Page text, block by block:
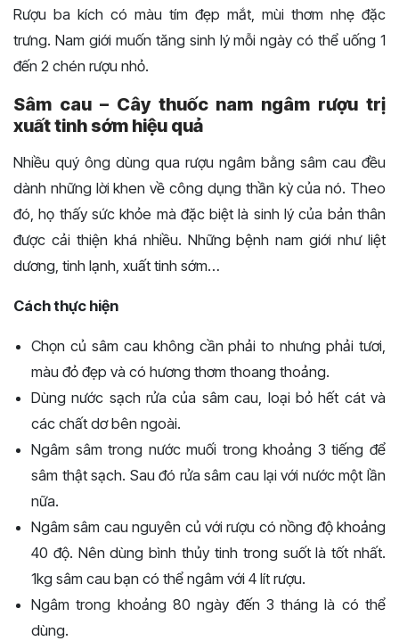
Rượu ba kích có màu tím đẹp mắt, mùi thơm nhẹ đặc
trưng. Nam giới muốn tăng sinh lý mỗi ngày có thể uống 1
đến 2 chén rượu nhỏ.
Sâm cau – Cây thuốc nam ngâm rượu trị
xuất tinh sớm hiệu quả
Nhiều quý ông dùng qua rượu ngâm bằng sâm cau đều
dành những lời khen về công dụng thần kỳ của nó. Theo
đó, họ thấy sức khỏe mà đặc biệt là sinh lý của bản thân
được cải thiện khá nhiều. Những bệnh nam giới như liệt
dương, tinh lạnh, xuất tinh sớm…
Cách thực hiện
Chọn củ sâm cau không cần phải to nhưng phải tươi,
màu đỏ đẹp và có hương thơm thoang thoảng.
Dùng nước sạch rửa của sâm cau, loại bỏ hết cát và
các chất dơ bên ngoài.
Ngâm sâm trong nước muối trong khoảng 3 tiếng để
sâm thật sạch. Sau đó rửa sâm cau lại với nước một lần
nữa.
Ngâm sâm cau nguyên củ với rượu có nồng độ khoảng
40 độ. Nên dùng bình thủy tinh trong suốt là tốt nhất.
1kg sâm cau bạn có thể ngâm với 4 lít rượu.
Ngâm trong khoảng 80 ngày đến 3 tháng là có thể
dùng.